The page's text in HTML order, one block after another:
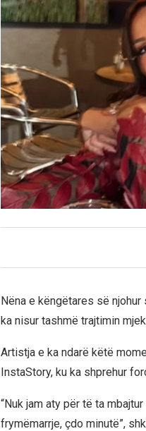
Nëna e këngëtares së
ka nisur tashmë trajtimin
Artistja e ka ndarë këtë
InstaStory, ku ka shprehur
“Nuk jam aty për të ta
frymëmarrje, çdo minutë”,